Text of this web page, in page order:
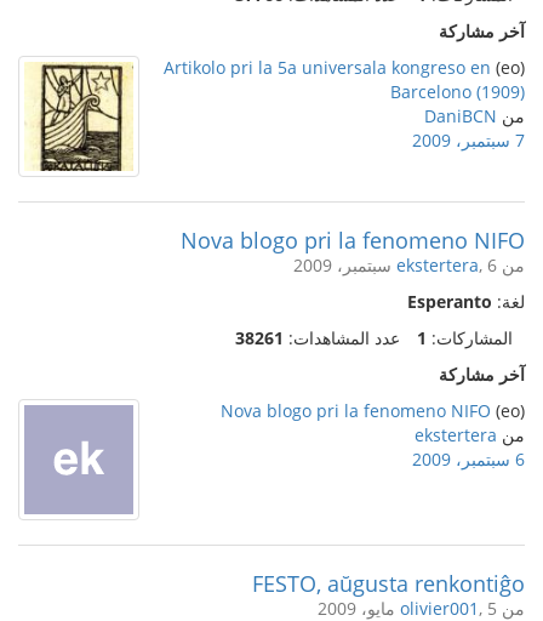
آخر مشاركة
(eo)
Artikolo pri la 5a universala kongreso en
Barcelono (1909)
من DaniBCN
7 سبتمبر، 2009
Nova blogo pri la fenomeno NIFO
من ekstertera, 6 سبتمبر، 2009
لغة: Esperanto
المشاركات: 1 عدد المشاهدات: 38261
آخر مشاركة
(eo)
Nova blogo pri la fenomeno NIFO
من ekstertera
6 سبتمبر، 2009
FESTO, aŭgusta renkontiĝo
من olivier001 , 5 مايو، 2009